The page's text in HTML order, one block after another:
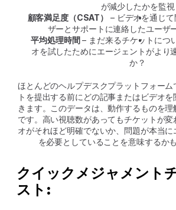
が減少したかを監視
顧客満足度（CSAT）
– ビデオを通じ
ザーとサポートに連絡したユーザ
平均処理時間 – まだ来るチケットにつ
オを試したためにエージェントがより
か？
ほとんどのヘルプデスクプラットフォーム
トを提出する前にどの記事またはビデオ
きます。このデータは、動作するものを
です。高い視聴数があってもチケットが
オがそれほど明確でないか、問題が本当
を必要としていることを意味するか
クイックメジャメント
スト: